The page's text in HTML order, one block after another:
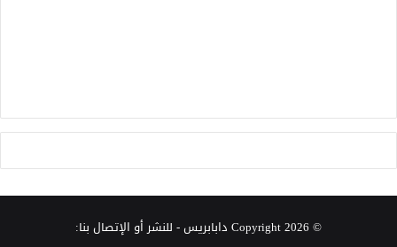
© Copyright 2026 دابابريس- للنشر أو الإتصال بنا: